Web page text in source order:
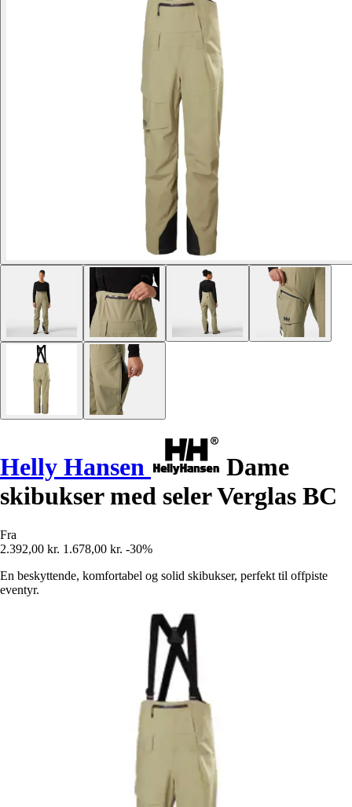
Helly Hansen
Dame
skibukser med seler Verglas BC
Fra
2.392,00 kr. 1.678,00 kr. -30%
En beskyttende, komfortabel og solid skibukser, perfekt til offpiste
eventyr.